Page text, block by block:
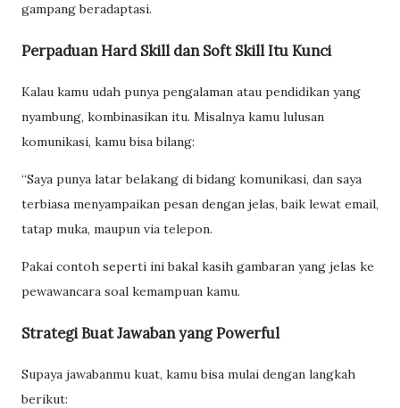
gampang beradaptasi.
Perpaduan Hard Skill dan Soft Skill Itu Kunci
Kalau kamu udah punya pengalaman atau pendidikan yang
nyambung, kombinasikan itu. Misalnya kamu lulusan
komunikasi, kamu bisa bilang:
“Saya punya latar belakang di bidang komunikasi, dan saya
terbiasa menyampaikan pesan dengan jelas, baik lewat email,
tatap muka, maupun via telepon.
Pakai contoh seperti ini bakal kasih gambaran yang jelas ke
pewawancara soal kemampuan kamu.
Strategi Buat Jawaban yang Powerful
Supaya jawabanmu kuat, kamu bisa mulai dengan langkah
berikut: